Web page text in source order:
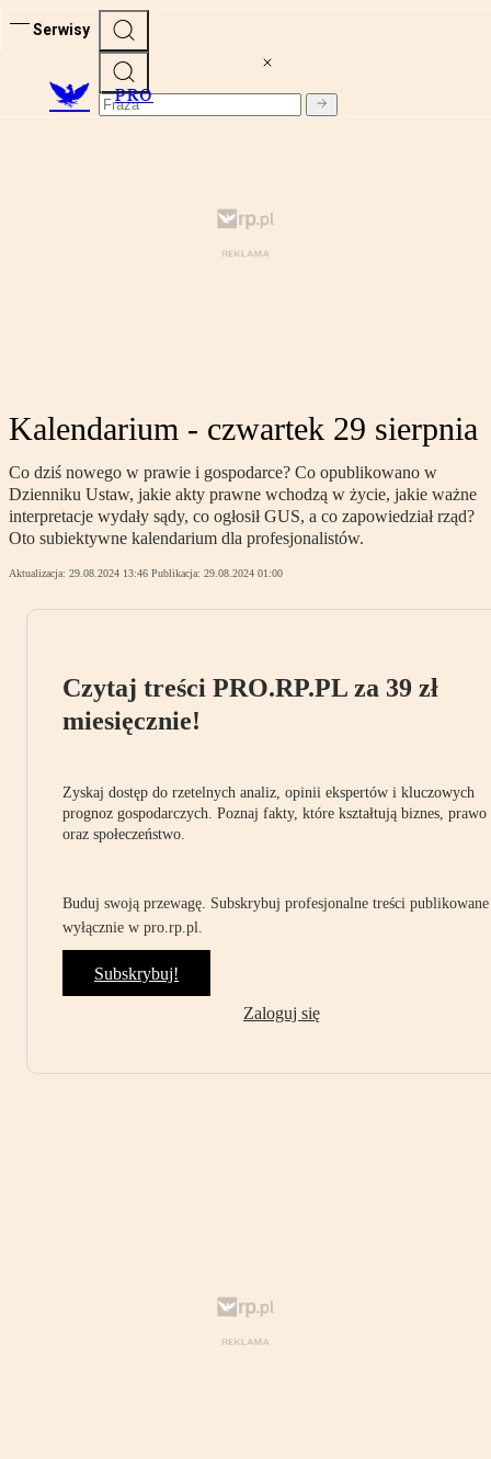
Serwisy
PRO
Kalendarium - czwartek 29 sierpnia
Co dziś nowego w prawie i gospodarce? Co opublikowano w
Dzienniku Ustaw, jakie akty prawne wchodzą w życie, jakie ważne
interpretacje wydały sądy, co ogłosił GUS, a co zapowiedział rząd?
Oto subiektywne kalendarium dla profesjonalistów.
Aktualizacja: 29.08.2024 13:46 Publikacja: 29.08.2024 01:00
Czytaj treści PRO.RP.PL za 39 zł
miesięcznie!
Zyskaj dostęp do rzetelnych analiz, opinii ekspertów i kluczowych
prognoz gospodarczych. Poznaj fakty, które kształtują biznes, prawo
oraz społeczeństwo.
Buduj swoją przewagę. Subskrybuj profesjonalne treści publikowane
wyłącznie w pro.rp.pl.
Subskrybuj!
Zaloguj się